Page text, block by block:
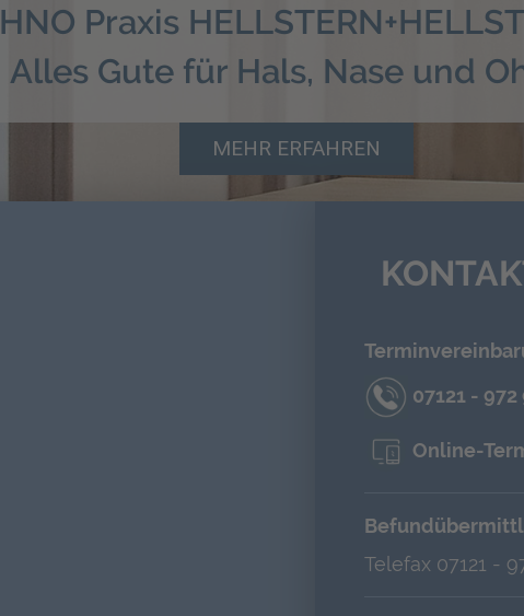
HNO Praxis
Alles Gute für Hals, Nase und
MEHR ERFAHREN
07121 - 972
Online-
Telefax 07121 -